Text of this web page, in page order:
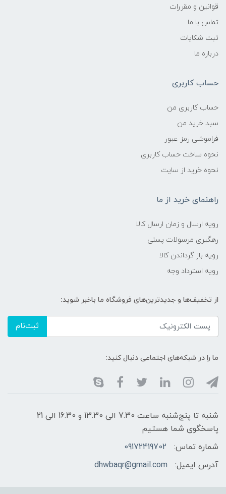
قوانین و مقررات
تماس با ما
ثبت شکایات
درباره ما
حساب کاربری
حساب کاربری من
سبد خرید من
فراموشی رمز عبور
نحوه ساخت حساب کاربری
نحوه خرید از سایت
راهنمای خرید از ما
رویه ارسال و زمان ارسال کالا
رهگیری مرسولات پستی
رویه باز گرداندن کالا
رویه استرداد وجه
از تخفیف‌ها و جدیدترین‌های فروشگاه ما باخبر شوید:
ثبت‌نام
ما را در شبکه‌های اجتماعی دنبال کنید:
شنبه تا پنج‌شنبه ساعت 7.30 الی 13.30 و 16.30 الی 21
پاسخگوی شما هستیم
شماره تماس:
09172419702
آدرس ایمیل:
dhwbaqr@gmail.com